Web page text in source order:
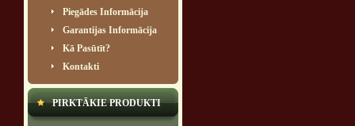
Piegādes Informācija
Garantijas Informācija
Kā Pasūtīt?
Kontakti
PIRKTĀKIE PRODUKTI